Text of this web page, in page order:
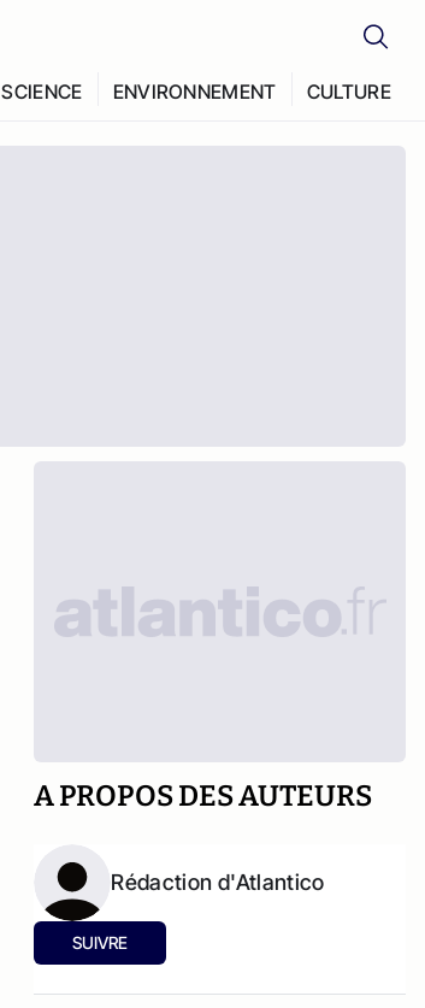
SCIENCE ENVIRONNEMENT CULTURE
A PROPOS DES AUTEURS
Rédaction d'Atlantico
SUIVRE